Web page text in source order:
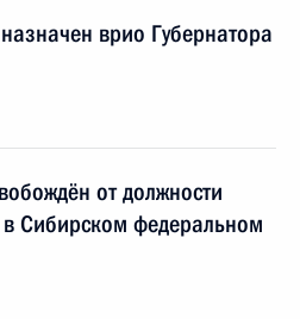
врио Губернатора
от должности
Сибирском федеральном